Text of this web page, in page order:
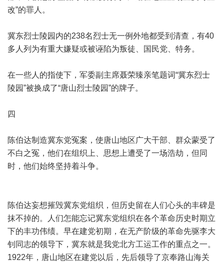
改”的罪人。
冀东烈士陵园内的238名烈士无一例外地都受到清查，有40
多人列为有重大嫌疑或被诬陷为叛徒、国民党、特务。
在一些人的指使下，军委副主席聂荣臻亲笔题词“冀东烈士
陵园”被换成了“唐山烈士陵园”的牌子。
四
陈伯达制造冀东党冤案，使唐山地区广大干部、群众蒙受了
不白之冤，他们在组织上、思想上遭受了一场浩劫，但同
时，他们始终坚持着斗争。
陈伯达妄想摧毁冀东党组织，但历史留在人们心头的丰碑是
抹不掉的。人们怎能忘记冀东党组织在各个革命历史时期立
下的丰功伟绩。早在建党初期，在无产阶级的革命先驱李大
钊同志的领导下，冀东就是我党北方工运工作的重点之一。
1922年，唐山地区在建党以后，先后领导了京奉路山海关